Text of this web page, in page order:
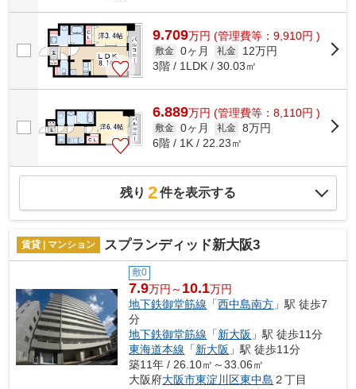
9.709万円 (管理費等：9,910円 )
敷金 0ヶ月 礼金
12万円
3階 / 1LDK / 30.03㎡
6.889万円 (管理費等：8,110円 )
敷金 0ヶ月 礼金 8万円
6階 / 1K / 22.23㎡
残り 2件を表示する
賃貸 | マンション スプランディッド新大阪3
敷0
7.9万円～ 10.1万円
地下鉄御堂筋線 「西中島南方 」駅 徒歩7
分
地下鉄御堂筋線 「新大阪 」駅 徒歩11分
東海道本線 「新大阪 」駅 徒歩11分
築11年 / 26.10㎡～33.06㎡
大阪府大阪市東淀川区東中島 ２丁目